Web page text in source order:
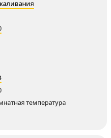
температура